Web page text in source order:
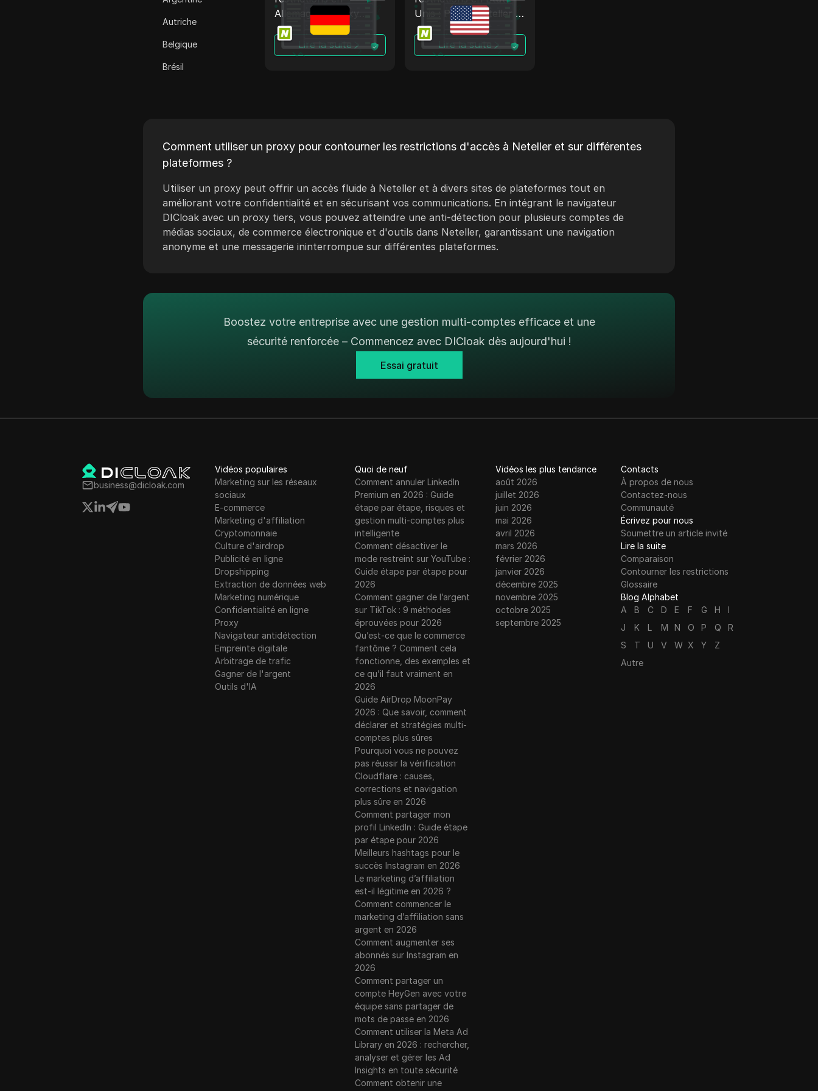
Dailymotion
Deezer
Discord
Disney+
eBay
Annonces Facebook
Kakaotalk
Annonces Linkedin
Autriche
Belgique
Brésil
République tchèque
Estonie
Finlande
Grèce
Islande
Luxembourg
Nouvelle-Zélande
Allemagne : Proxy
Neteller + Antidetect
Lire la suite
Unis : Proxy Neteller +
Antidetect
Lire la suite
Comment utiliser un proxy pour contourner les restrictions d'accès à Neteller et sur différentes
plateformes ?
Utiliser un proxy peut offrir un accès fluide à Neteller et à divers sites de plateformes tout en
améliorant votre confidentialité et en sécurisant vos communications. En intégrant le navigateur
DICloak avec un proxy tiers, vous pouvez atteindre une anti-détection pour plusieurs comptes de
médias sociaux, de commerce électronique et d'outils dans Neteller, garantissant une navigation
anonyme et une messagerie ininterrompue sur différentes plateformes.
Boostez votre entreprise avec une gestion multi-comptes efficace et une
sécurité renforcée – Commencez avec DICloak dès aujourd'hui !
Essai gratuit
business@dicloak.com
Vidéos populaires
Marketing sur les réseaux
sociaux
E-commerce
Marketing d'affiliation
Cryptomonnaie
Culture d'airdrop
Publicité en ligne
Dropshipping
Extraction de données web
Marketing numérique
Confidentialité en ligne
Proxy
Navigateur antidétection
Empreinte digitale
Arbitrage de trafic
Gagner de l'argent
Outils d'IA
Quoi de neuf
Comment annuler LinkedIn
Premium en 2026 : Guide
étape par étape, risques et
gestion multi-comptes plus
intelligente
Comment désactiver le
mode restreint sur YouTube :
Guide étape par étape pour
2026
Comment gagner de l’argent
sur TikTok : 9 méthodes
éprouvées pour 2026
Qu’est-ce que le commerce
fantôme ? Comment cela
fonctionne, des exemples et
ce qu’il faut vraiment en
2026
Guide AirDrop MoonPay
2026 : Que savoir, comment
déclarer et stratégies multi-
comptes plus sûres
Pourquoi vous ne pouvez
pas réussir la vérification
Cloudflare : causes,
corrections et navigation
plus sûre en 2026
Comment partager mon
profil LinkedIn : Guide étape
par étape pour 2026
Meilleurs hashtags pour le
succès Instagram en 2026
Le marketing d’affiliation
est-il légitime en 2026 ?
Comment commencer le
marketing d’affiliation sans
argent en 2026
Comment augmenter ses
abonnés sur Instagram en
2026
Comment partager un
compte HeyGen avec votre
équipe sans partager de
mots de passe en 2026
Comment utiliser la Meta Ad
Library en 2026 : rechercher,
analyser et gérer les Ad
Insights en toute sécurité
Comment obtenir une
Vidéos les plus tendance
août 2026
juillet 2026
juin 2026
mai 2026
avril 2026
mars 2026
février 2026
janvier 2026
décembre 2025
novembre 2025
octobre 2025
septembre 2025
Contacts
À propos de nous
Contactez-nous
Communauté
Écrivez pour nous
Soumettre un article invité
Lire la suite
Comparaison
Contourner les restrictions
Glossaire
Blog Alphabet
A
B C D E F G H
I
J
K L M N O P Q
R
S
T U V W X Y
Z
Autre